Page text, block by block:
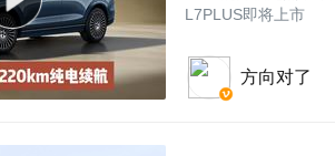
L7PLUS即将上市
方向对了